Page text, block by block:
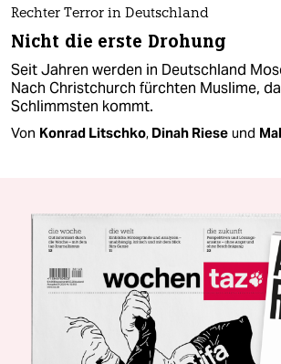
Rechter Terror in Deutschland
Nicht die erste Drohung
Seit Jahren werden in Deutschland
Nach Christchurch fürchten Muslime,
Schlimmsten kommt.
Von Konrad Litschko, Dinah Riese und